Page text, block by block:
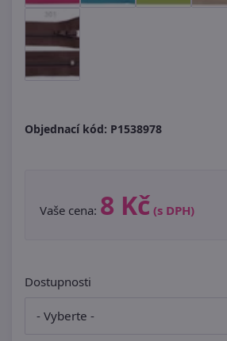
Objednací kód: P1538978
Vaše cena: 8 Kč (s DPH)
Dostupnosti